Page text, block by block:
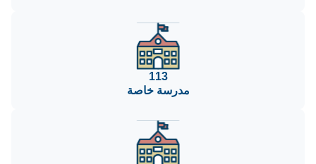
113
مدرسة خاصة